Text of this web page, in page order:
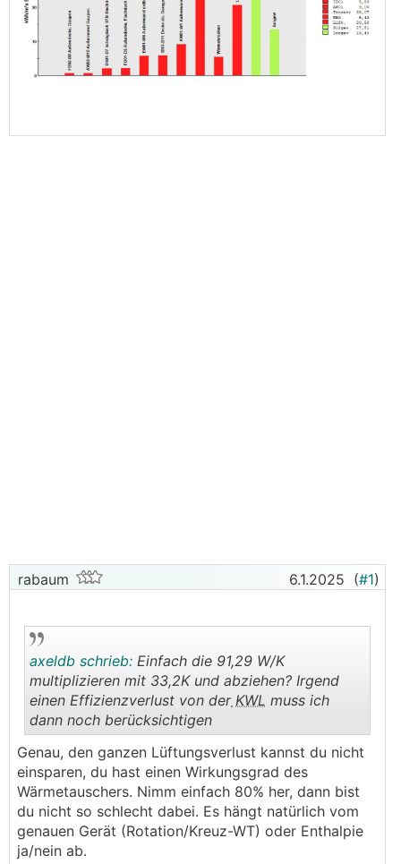
rabaum 6.1.2025 (#1)
..
axeldb schrieb: Einfach die 91,29 W/K
multiplizieren mit 33,2K und abziehen? Irgend
einen Effizienzverlust von derKWL muss ich
dann noch berücksichtigen
Genau, den ganzen Lüftungsverlust kannst du nicht
einsparen, du hast einen Wirkungsgrad des
Wärmetauschers. Nimm einfach 80% her, dann bist
du nicht so schlecht dabei. Es hängt natürlich vom
genauen Gerät (Rotation/Kreuz-WT) oder Enthalpie
ja/nein ab.